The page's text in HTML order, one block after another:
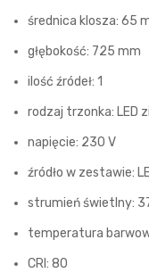
średnica klosza: 65
głębokość: 725 mm
ilość źródeł: 1
rodzaj trzonka: LED
napięcie: 230 V
źródło w zestawie:
strumień świetlny:
temperatura
CRI: 80